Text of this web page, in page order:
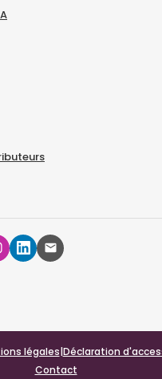
légales|Déclaration
Contact